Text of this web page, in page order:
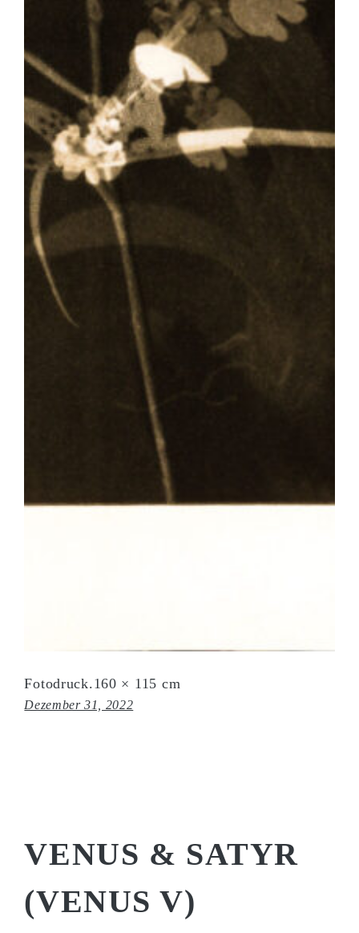
Fotodruck.160 × 115 cm
Dezember 31, 2022
VENUS & SATYR
(VENUS V)